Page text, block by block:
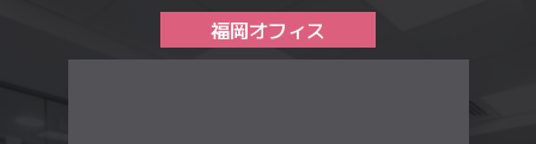
福岡オフィス